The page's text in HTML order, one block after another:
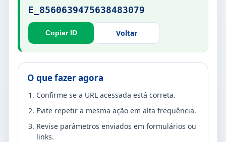
E_8560639475638483079
Copiar ID Voltar
O que fazer agora
Confirme se a URL acessada está correta.
Evite repetir a mesma ação em alta frequência.
Revise parâmetros enviados em formulários ou
links.